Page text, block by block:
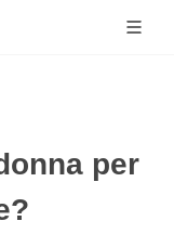
per